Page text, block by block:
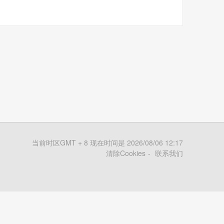
当前时区GMT + 8 现在时间是 2026/08/06 12:17
清除Cookies
联系我们